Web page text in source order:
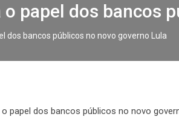
o papel dos bancos
dos bancos públicos no novo governo Lula